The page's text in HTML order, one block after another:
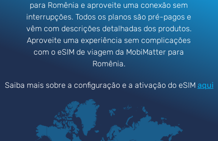
para Romênia e aproveite uma conexão sem
interrupções. Todos os planos são pré-pagos e
vêm com descrições detalhadas dos produtos.
Aproveite uma experiência sem complicações
com o eSIM de viagem da MobiMatter para
Romênia.
Saiba mais sobre a configuração e a ativação do eSIM aqui